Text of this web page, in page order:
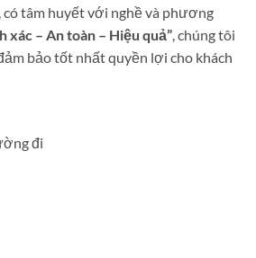
có tâm huyết với nghề và phương
xác – An toàn – Hiệu quả”, chúng tôi
bảo tốt nhất quyền lợi cho khách
đi